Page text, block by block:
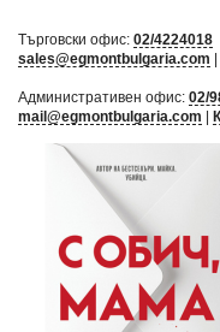
Търговски офис: 02/4224018
sales@egmontbulgaria.com
Административен офис: 02/
mail@egmontbulgaria.com